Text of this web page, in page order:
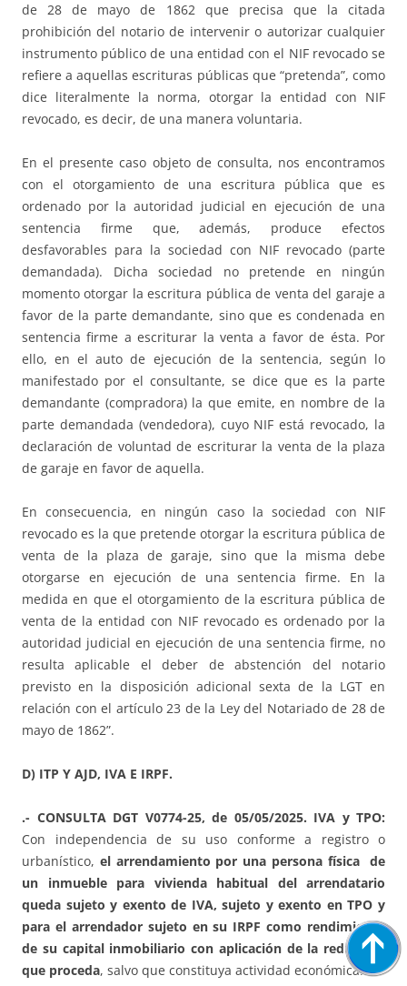
de 28 de mayo de 1862 que precisa que la citada
prohibición del notario de intervenir o autorizar cualquier
instrumento público de una entidad con el NIF revocado se
refiere a aquellas escrituras públicas que “pretenda”, como
dice literalmente la norma, otorgar la entidad con NIF
revocado, es decir, de una manera voluntaria.
En el presente caso objeto de consulta, nos encontramos
con el otorgamiento de una escritura pública que es
ordenado por la autoridad judicial en ejecución de una
sentencia firme que, además, produce efectos
desfavorables para la sociedad con NIF revocado (parte
demandada). Dicha sociedad no pretende en ningún
momento otorgar la escritura pública de venta del garaje a
favor de la parte demandante, sino que es condenada en
sentencia firme a escriturar la venta a favor de ésta. Por
ello, en el auto de ejecución de la sentencia, según lo
manifestado por el consultante, se dice que es la parte
demandante (compradora) la que emite, en nombre de la
parte demandada (vendedora), cuyo NIF está revocado, la
declaración de voluntad de escriturar la venta de la plaza
de garaje en favor de aquella.
En consecuencia, en ningún caso la sociedad con NIF
revocado es la que pretende otorgar la escritura pública de
venta de la plaza de garaje, sino que la misma debe
otorgarse en ejecución de una sentencia firme. En la
medida en que el otorgamiento de la escritura pública de
venta de la entidad con NIF revocado es ordenado por la
autoridad judicial en ejecución de una sentencia firme, no
resulta aplicable el deber de abstención del notario
previsto en la disposición adicional sexta de la LGT en
relación con el artículo 23 de la Ley del Notariado de 28 de
mayo de 1862”.
D) ITP Y AJD, IVA E IRPF.
.- CONSULTA DGT V0774-25, de 05/05/2025. IVA y TPO:
Con independencia de su uso conforme a registro o
urbanístico, el arrendamiento por una persona física de
un inmueble para vivienda habitual del arrendatario
queda sujeto y exento de IVA, sujeto y exento en TPO y
para el arrendador sujeto en su IRPF como rendimiento
de su capital inmobiliario con aplicación de la reducción
que proceda, salvo que constituya actividad económica.